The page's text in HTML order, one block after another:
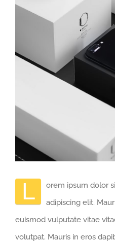
L
orem ipsum dolor
adipiscing elit.
euismod vulputate vitae
volutpat. Mauris in eros